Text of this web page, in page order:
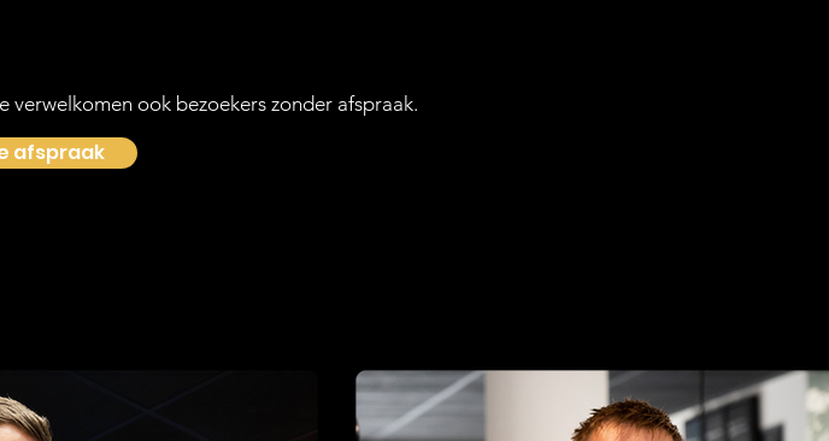
verwelkomen ook bezoekers zonder afspraak.
afspraak